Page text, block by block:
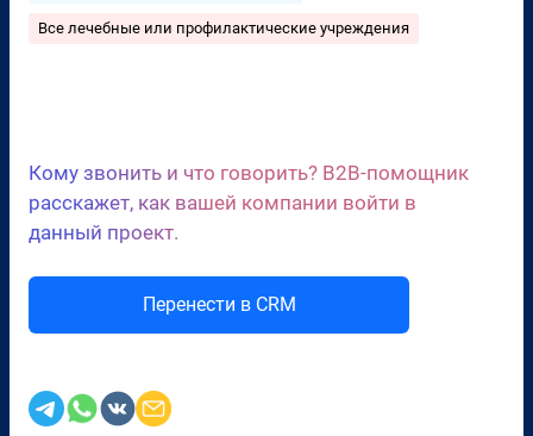
Все лечебные или профилактические учреждения
Кому звонить и что говорить? B2B-помощник
расскажет, как вашей компании войти в
данный проект.
Перенести в CRM